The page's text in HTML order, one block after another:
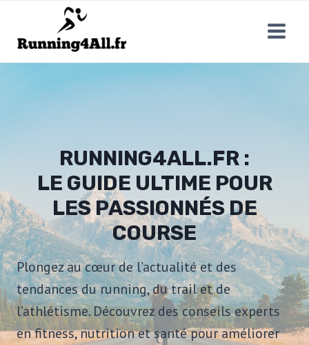
contenu
RUNNING4ALL.FR :
LE GUIDE ULTIME POUR
LES PASSIONNÉS DE
COURSE
Plongez au cœur de l’actualité et des
tendances du running, du trail et de
l’athlétisme. Découvrez des conseils experts
en fitness, nutrition et santé pour améliorer